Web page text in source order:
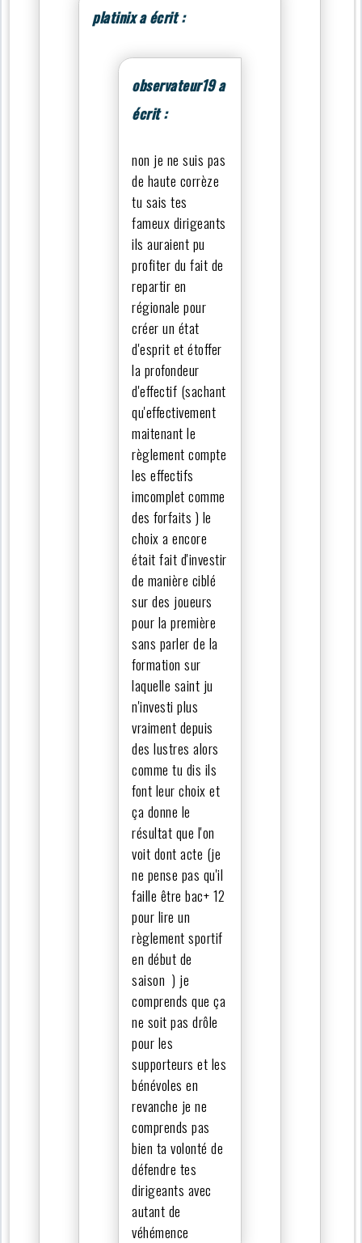
platinix a écrit :
observateur19 a
écrit :
non je ne suis pas
de haute corrèze
tu sais tes
fameux dirigeants
ils auraient pu
profiter du fait de
repartir en
régionale pour
créer un état
d'esprit et étoffer
la profondeur
d'effectif (sachant
qu'effectivement
maitenant le
règlement compte
les effectifs
imcomplet comme
des forfaits ) le
choix a encore
était fait d'investir
de manière ciblé
sur des joueurs
pour la première
sans parler de la
formation sur
laquelle saint ju
n'investi plus
vraiment depuis
des lustres alors
comme tu dis ils
font leur choix et
ça donne le
résultat que l'on
voit dont acte (je
ne pense pas qu'il
faille être bac+ 12
pour lire un
règlement sportif
en début de
saison ) je
comprends que ça
ne soit pas drôle
pour les
supporteurs et les
bénévoles en
revanche je ne
comprends pas
bien ta volonté de
défendre tes
dirigeants avec
autant de
véhémence